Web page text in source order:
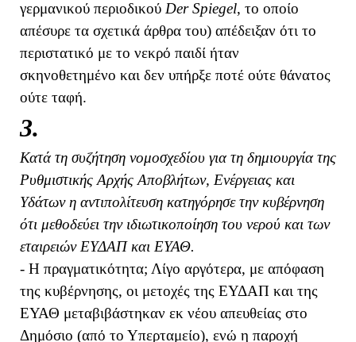
γερμανικού περιοδικού Der Spiegel, το οποίο
απέσυρε τα σχετικά άρθρα του) απέδειξαν ότι το
περιστατικό με το νεκρό παιδί ήταν
σκηνοθετημένο και δεν υπήρξε ποτέ ούτε θάνατος
ούτε ταφή.
3.
Κατά τη συζήτηση νομοσχεδίου για τη δημιουργία της
Ρυθμιστικής Αρχής Αποβλήτων, Ενέργειας και
Υδάτων η αντιπολίτευση κατηγόρησε την κυβέρνηση
ότι μεθοδεύει την ιδιωτικοποίηση του νερού και των
εταιρειών ΕΥΔΑΠ και ΕΥΑΘ.
- Η πραγματικότητα; Λίγο αργότερα, με απόφαση
της κυβέρνησης, οι μετοχές της ΕΥΔΑΠ και της
ΕΥΑΘ μεταβιβάστηκαν εκ νέου απευθείας στο
Δημόσιο (από το Υπερταμείο), ενώ η παροχή